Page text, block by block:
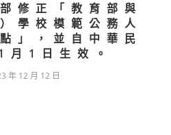
修正「教育部與
學校模範公務人
」，並自中華民
1日生效。
年 12 月 12 日